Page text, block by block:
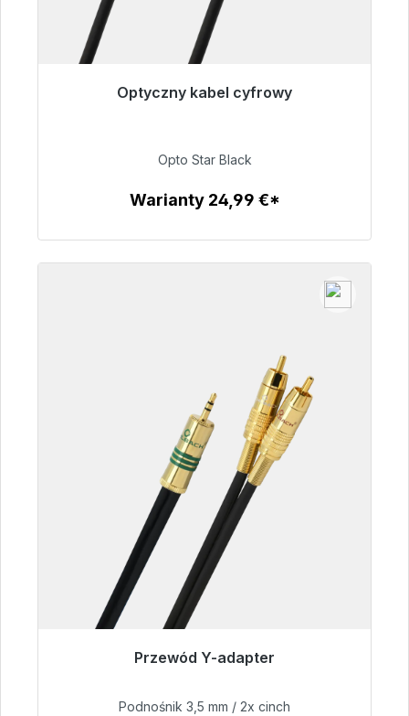
Optyczny kabel cyfrowy
Gotowy do natychmiastowej wysyłki, czas
93,00 €
Opto Star Black
Warianty 24,99 €*
Przewód Y-adapter
Gotowy do natychmiastowej wysyłki, czas
Podnośnik 3,5 mm / 2x cinch